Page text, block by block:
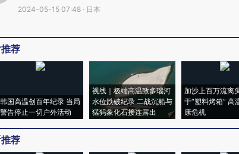
2024-05-15 07:48 · 日本
荐
韩国高温创百年纪录 当局
警告停止一切户外活动
视线｜极端高温致多瑙河
水位跌破纪录 二战沉船与
猛犸象化石接连露出
加沙上百万流离
于“塑料烤箱” 高
康危机
荐